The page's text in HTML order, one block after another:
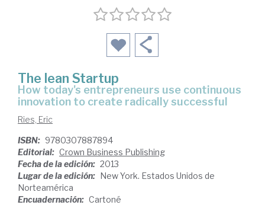
The lean Startup
how today's entrepreneurs use continuous
innovation to create radically successful
Ries, Eric
ISBN: 9780307887894
Editorial: Crown Business Publishing
Fecha de la edición: 2013
Lugar de la edición: New York. Estados Unidos de
Norteamérica
Encuadernación: Cartoné